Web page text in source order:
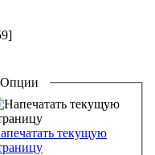
текущую